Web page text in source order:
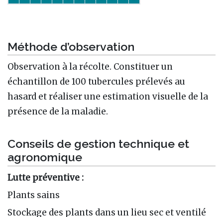
Méthode d’observation
Observation à la récolte. Constituer un
échantillon de 100 tubercules prélevés au
hasard et réaliser une estimation visuelle de la
présence de la maladie.
Conseils de gestion technique et
agronomique
Lutte préventive :
Plants sains
Stockage des plants dans un lieu sec et ventilé